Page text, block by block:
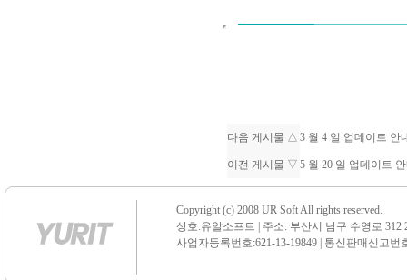
다음 게시물 △ 3 월 4 일 업데이트 안
이전 게시물 ▽ 5 월 20 일 업데이트
Copyright (c) 2008 UR Soft All rights reserved.
상호:유알소프트 | 주소: 부산시 남구 수영로 312
사업자등록번호:621-13-19849 | 통신판매신고번